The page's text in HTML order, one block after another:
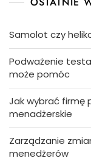
Samolot czy
Podważenie
może pomóc
Jak wybrać firmę
menadżerskie
Zarządzanie
menedżerów